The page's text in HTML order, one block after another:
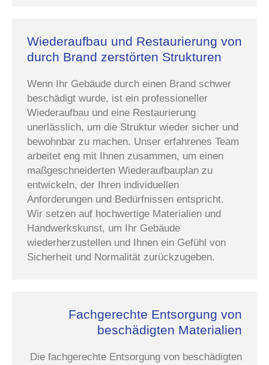
Wiederaufbau und Restaurierung von
durch Brand zerstörten Strukturen
Wenn Ihr Gebäude durch einen Brand schwer
beschädigt wurde, ist ein professioneller
Wiederaufbau und eine Restaurierung
unerlässlich, um die Struktur wieder sicher und
bewohnbar zu machen. Unser erfahrenes Team
arbeitet eng mit Ihnen zusammen, um einen
maßgeschneiderten Wiederaufbauplan zu
entwickeln, der Ihren individuellen
Anforderungen und Bedürfnissen entspricht.
Wir setzen auf hochwertige Materialien und
Handwerkskunst, um Ihr Gebäude
wiederherzustellen und Ihnen ein Gefühl von
Sicherheit und Normalität zurückzugeben.
Fachgerechte Entsorgung von
beschädigten Materialien
Die fachgerechte Entsorgung von beschädigten